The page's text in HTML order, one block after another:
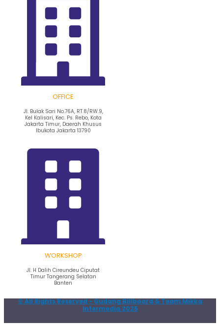
OFFICE
Jl. Bulak Sari No.76A, RT.8/RW.9,
Kel Kalisari, Kec. Ps. Rebo, Kota
Jakarta Timur, Daerah Khusus
Ibukota Jakarta 13790
WORKSHOP
Jl. H Dalih Cireundeu Ciputat
Timur Tangerang Selatan
Banten
© All Rights Reserved - Gudang Billboard & Team Mikka
Intermedia 2025